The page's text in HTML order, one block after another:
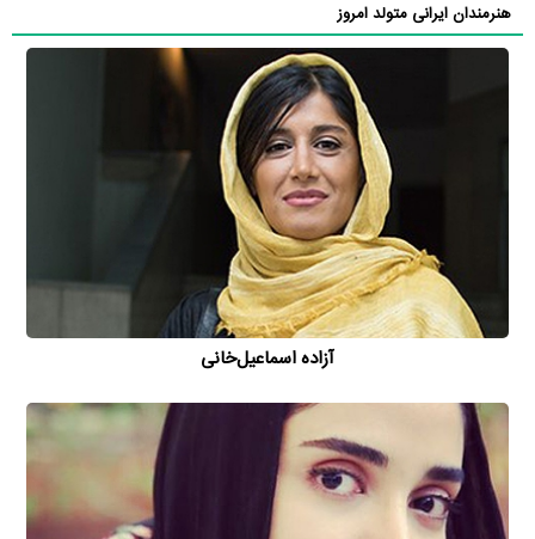
هنرمندان ایرانی متولد امروز
آزاده اسماعیل‌خانی